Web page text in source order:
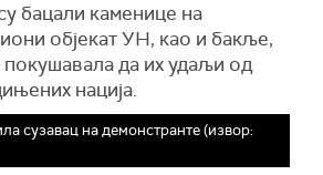
бацали каменице на
објекат УН, као и бакље,
покушавала да их удаљи од
нација.
сузавац на демонстранте (извор: